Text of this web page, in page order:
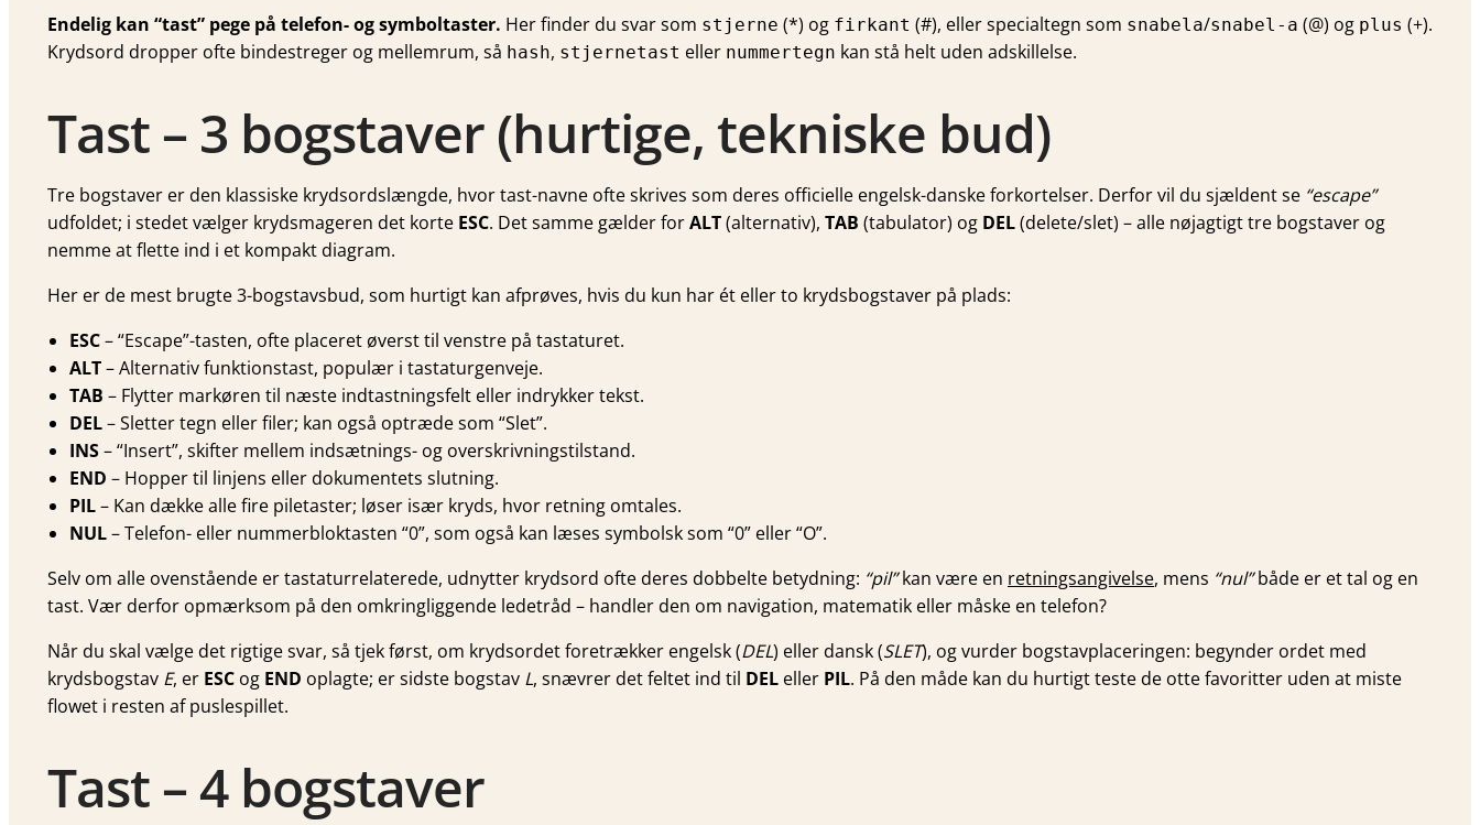
Endelig kan “tast” pege på telefon- og symboltaster. Her finder du svar som stjerne (*) og firkant (#), eller specialtegn som snabela/snabel-a (@) og plus (+).
Krydsord dropper ofte bindestreger og mellemrum, så hash, stjernetast eller nummertegn kan stå helt uden adskillelse.
Tast – 3 bogstaver (hurtige, tekniske bud)
Tre bogstaver er den klassiske krydsords­længde, hvor tast-navne ofte skrives som deres officielle engelsk-danske forkortelser. Derfor vil du sjældent se “escape”
udfoldet; i stedet vælger krydsmageren det korte ESC. Det samme gælder forALT(alternativ), TAB (tabulator) og DEL(delete/slet) – alle nøjagtigt tre bogstaver og
nemme at flette ind i et kompakt diagram.
Her er de mest brugte 3-bogstavs­bud, som hurtigt kan afprøves, hvis du kun har ét eller to krydsbogstaver på plads:
ESC– “Escape”-tasten, ofte placeret øverst til venstre på tastaturet.
ALT– Alternativ funktionstast, populær i tastatur­genveje.
TAB – Flytter markøren til næste indtastningsfelt eller indrykker tekst.
DEL– Sletter tegn eller filer; kan også optræde som “Slet”.
INS– “Insert”, skifter mellem indsætnings- og over­skrivnings­tilstand.
END – Hopper til linjens eller dokumentets slutning.
PIL– Kan dække alle fire piletaster; løser især kryds, hvor retning omtales.
NUL– Telefon- eller nummerbloktasten “0”, som også kan læses symbolsk som “0” eller “O”.
Selv om alle ovenstående er tastatur­relaterede, udnytter krydsord ofte deres dobbelte betydning: “pil”kan være en retnings­angivelse, mens “nul”både er et tal og en
tast. Vær derfor opmærksom på den omkring­liggende ledetråd – handler den om navigation, matematik eller måske en telefon?
Når du skal vælge det rigtige svar, så tjek først, om krydsordet foretrækker engelsk (DEL) eller dansk (SLET), og vurder bogstav­placeringen: begynder ordet med
krydsbogstav E, er ESC og END oplagte; er sidste bogstav L, snævrer det feltet ind til DEL eller PIL. På den måde kan du hurtigt teste de otte favoritter uden at miste
flowet i resten af puslespillet.
Tast – 4 bogstaver